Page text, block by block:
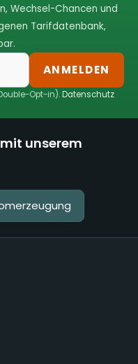
Wechsel-Chancen und
Tarifdatenbank,
ANMELDEN
Opt-in).Datenschutz
unserem